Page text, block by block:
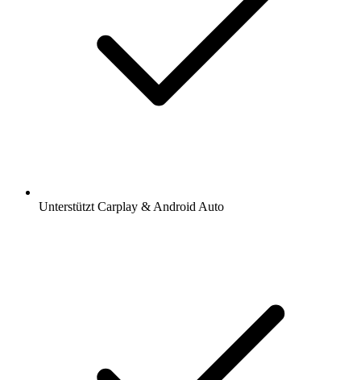
Unterstützt Carplay & Android Auto